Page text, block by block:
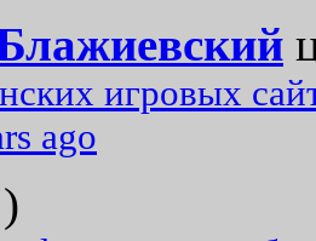
игровых
ago